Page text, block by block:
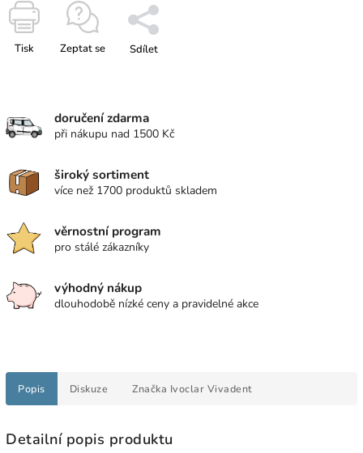
Tisk Zeptat se Sdílet
doručení zdarma
při nákupu nad 1500 Kč
široký sortiment
více než 1700 produktů skladem
věrnostní program
pro stálé zákazníky
výhodný nákup
dlouhodobě nízké ceny a pravidelné akce
Popis Diskuze Značka Ivoclar Vivadent
Detailní popis produktu